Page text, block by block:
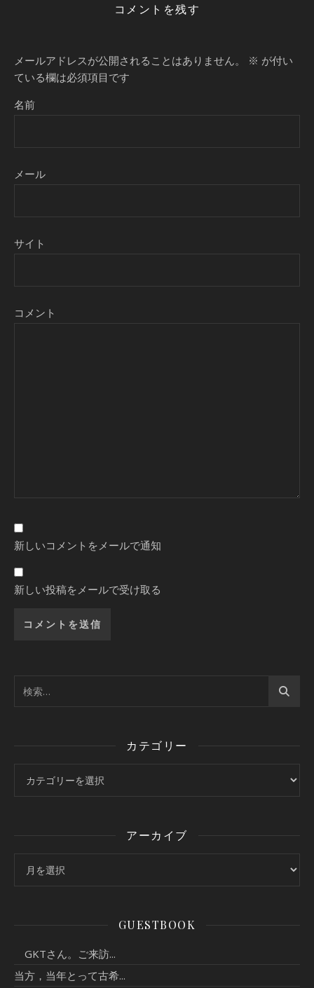
コメントを残す
メールアドレスが公開されることはありません。 ※ が付い
ている欄は必須項目です
名前
メール
サイト
コメント
新しいコメントをメールで通知
新しい投稿をメールで受け取る
カテゴリー
アーカイブ
GUESTBOOK
GKTさん。ご来訪...
当方，当年とって古希...